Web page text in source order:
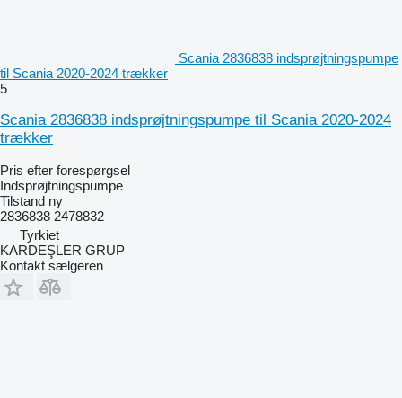
Scania 2836838 indsprøjtningspumpe
til Scania 2020-2024 trækker
5
Scania 2836838 indsprøjtningspumpe til Scania 2020-2024
trækker
Pris efter forespørgsel
Indsprøjtningspumpe
Tilstand ny
2836838 2478832
Tyrkiet
KARDEŞLER GRUP
Kontakt sælgeren